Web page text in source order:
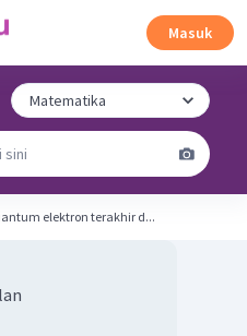
Masuk
elektron terakhir d...